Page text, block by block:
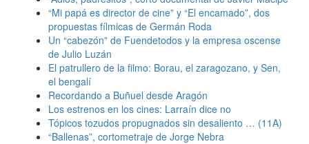
“Mi papá es director de cine” y “El encamado”, dos
propuestas fílmicas de Germán Roda
Un “cabezón” de Fuendetodos y la empresa oscense
de Julio Luzán
El patrullero de la filmo: Borau, el zaragozano, y Sen,
el bengalí
Recordando a Buñuel desde Aragón
Los estrenos en los cines: Larraín dice no
Tópicos tozudos propugnados sin desaliento … (11A)
“Ballenas”, cortometraje de Jorge Nebra